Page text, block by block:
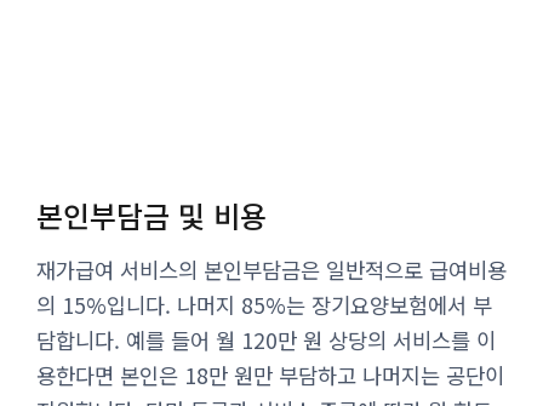
본인부담금 및 비용
재가급여 서비스의 본인부담금은 일반적으로 급여비용
의 15%입니다. 나머지 85%는 장기요양보험에서 부
담합니다. 예를 들어 월 120만 원 상당의 서비스를 이
용한다면 본인은 18만 원만 부담하고 나머지는 공단이